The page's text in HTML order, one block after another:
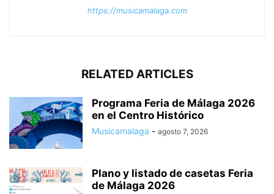
https://musicamalaga.com
RELATED ARTICLES
Programa Feria de Málaga 2026
en el Centro Histórico
Musicamalaga - agosto 7, 2026
Plano y listado de casetas Feria
de Málaga 2026